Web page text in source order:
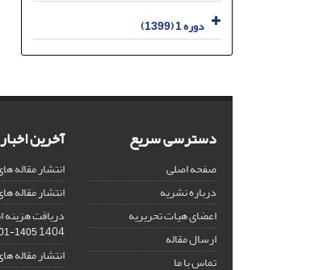
دوره 1 (1399)
دسترسی سریع
صفحه اصلی
درباره نشریه
اعضای هیات تحریریه
ارسال مقاله
تماس با ما
آخرین اخبار
انتشار مقاله های
انتشار مقاله های
دریافت هزینه
1404
1405-01-01
انتشار مقاله های